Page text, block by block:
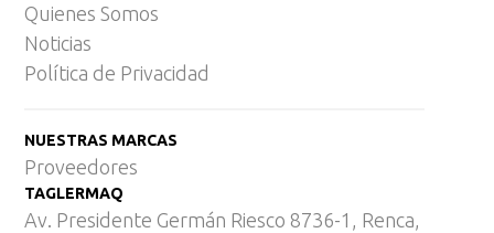
Quienes Somos
Noticias
Política de Privacidad
NUESTRAS MARCAS
Proveedores
TAGLERMAQ
Av. Presidente Germán Riesco 8736-1, Renca,